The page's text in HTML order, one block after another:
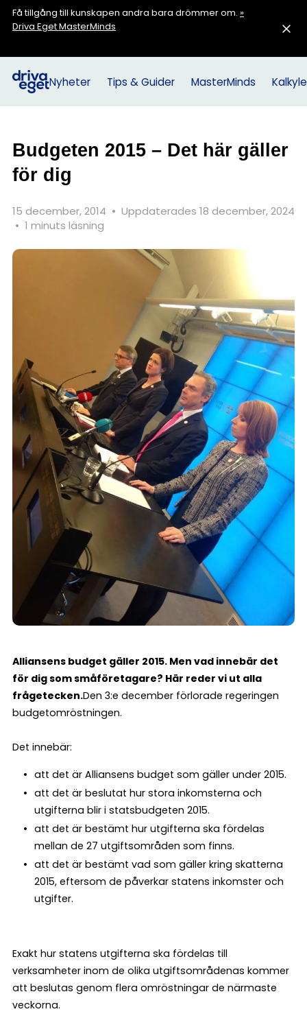
Få tillgång till kunskapen andra bara drömmer om. »
Driva Eget MasterMinds
Nyheter Tips & Guider MasterMinds
Budgeten 2015 – Det här gäller
för dig
15 december, 2014 • Uppdaterades 18 december, 2024
• 1 minuts läsning
Alliansens budget gäller 2015. Men vad innebär det
för dig som småföretagare? Här reder vi ut alla
frågetecken.Den 3:e december förlorade regeringen
budgetomröstningen.
Det innebär:
att det är Alliansens budget som gäller under 2015.
att det är beslutat hur stora inkomsterna och
utgifterna blir i statsbudgeten 2015.
att det är bestämt hur utgifterna ska fördelas
mellan de 27 utgiftsområden som finns.
att det är bestämt vad som gäller kring skatterna
2015, eftersom de påverkar statens inkomster och
utgifter.
Exakt hur statens utgifterna ska fördelas till
verksamheter inom de olika utgiftsområdenas kommer
att beslutas genom flera omröstningar de närmaste
veckorna.